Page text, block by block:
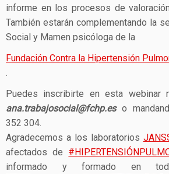
informe en los procesos de
También estarán complementando la
Social y Mamen psicóloga de la
Fundación Contra la Hipertensión
.
Puedes inscribirte en esta webinar
ana.trabajosocial@fchp.eso
352 304.
Agradecemos a los laboratorios
afectados de
informado y formado en